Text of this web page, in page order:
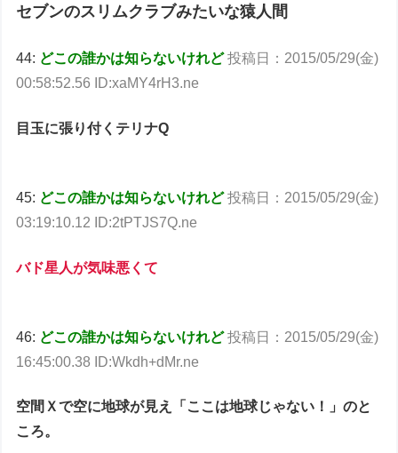
セブンのスリムクラブみたいな猿人間
44: どこの誰かは知らないけれど 投稿日：2015/05/29(金)
00:58:52.56 ID:xaMY4rH3.ne
目玉に張り付くテリナQ
45: どこの誰かは知らないけれど 投稿日：2015/05/29(金)
03:19:10.12 ID:2tPTJS7Q.ne
バド星人が気味悪くて
46: どこの誰かは知らないけれど 投稿日：2015/05/29(金)
16:45:00.38 ID:Wkdh+dMr.ne
空間Ｘで空に地球が見え「ここは地球じゃない！」のと
ころ。